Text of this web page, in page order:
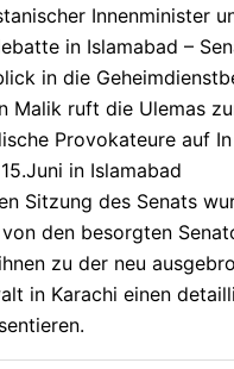
Innenminister
in Islamabad –
in die
Malik ruft die Ulemas
Provokateure auf
in Islamabad
Sitzung des Senats
den besorgten
zu der neu
in Karachi einen